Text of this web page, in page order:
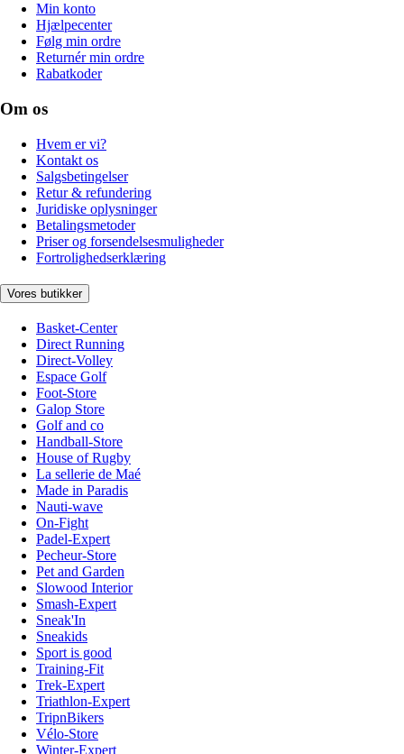
Min konto
Hjælpecenter
Følg min ordre
Returnér min ordre
Rabatkoder
Om os
Hvem er vi?
Kontakt os
Salgsbetingelser
Retur & refundering
Juridiske oplysninger
Betalingsmetoder
Priser og forsendelsesmuligheder
Fortrolighedserklæring
Vores butikker
Basket-Center
Direct Running
Direct-Volley
Espace Golf
Foot-Store
Galop Store
Golf and co
Handball-Store
House of Rugby
La sellerie de Maé
Made in Paradis
Nauti-wave
On-Fight
Padel-Expert
Pecheur-Store
Pet and Garden
Slowood Interior
Smash-Expert
Sneak'In
Sneakids
Sport is good
Training-Fit
Trek-Expert
Triathlon-Expert
TripnBikers
Vélo-Store
Winter-Expert